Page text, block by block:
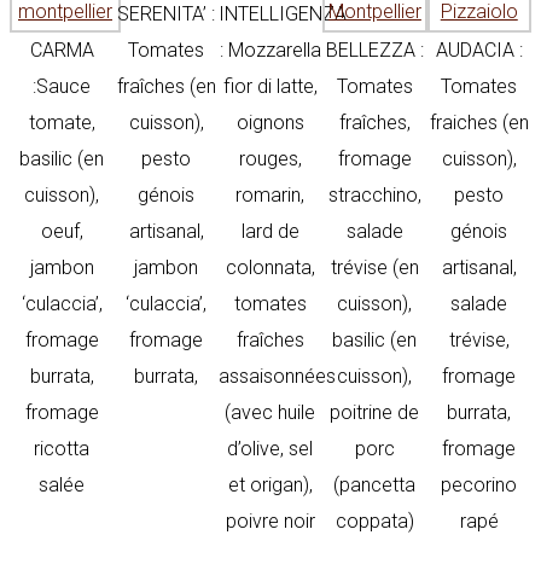
CARMA
:Sauce
tomate,
basilic (en
cuisson),
oeuf,
jambon
‘culaccia’,
fromage
burrata,
fromage
ricotta
salée
SERENITA’ :
Tomates
fraîches (en
cuisson),
pesto
génois
artisanal,
jambon
‘culaccia’,
fromage
burrata,
INTELLIGENZA
: Mozzarella
fior di latte,
oignons
rouges,
romarin,
lard de
colonnata,
tomates
fraîches
assaisonnées
(avec huile
d’olive, sel
et origan),
poivre noir
BELLEZZA :
Tomates
fraîches,
fromage
stracchino,
salade
trévise (en
cuisson),
basilic (en
cuisson),
poitrine de
porc
(pancetta
coppata)
AUDACIA :
Tomates
fraiches (en
cuisson),
pesto
génois
artisanal,
salade
trévise,
fromage
burrata,
fromage
pecorino
rapé